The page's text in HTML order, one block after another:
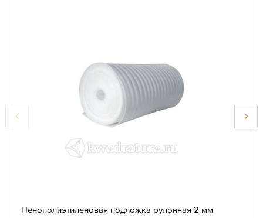
Пенополиэтиленовая подложка рулонная 2 мм